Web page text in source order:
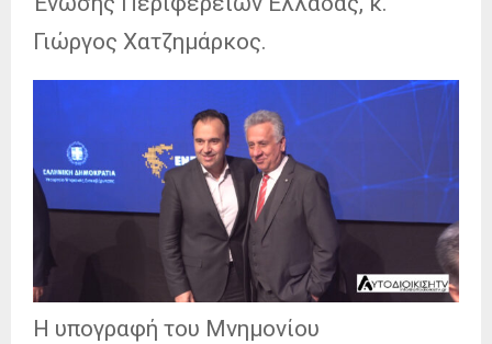
Γιώργος Χατζημάρκος.
Η υπογραφή του Μνημονίου